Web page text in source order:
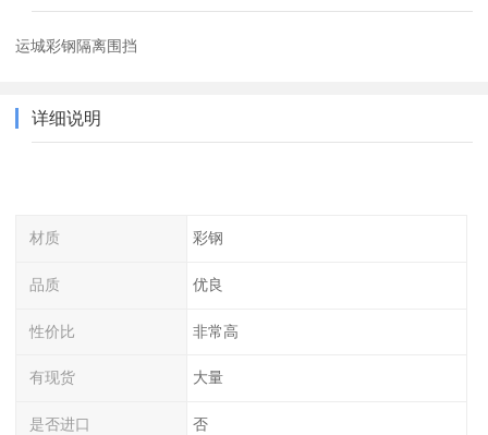
运城彩钢隔离围挡
详细说明
材质 彩钢
品质 优良
性价比 非常高
有现货 大量
是否进口 否